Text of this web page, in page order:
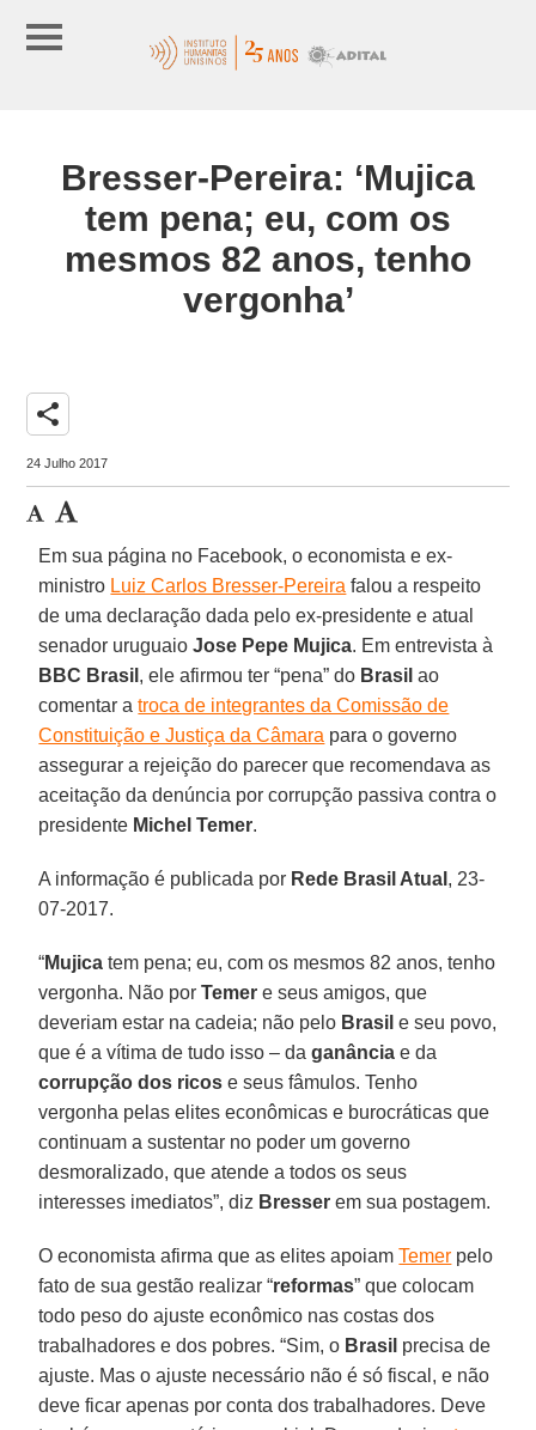
Bresser-Pereira: ‘Mujica
tem pena; eu, com os
mesmos 82 anos, tenho
vergonha’
share
24 Julho 2017
Em sua página no Facebook, o economista e ex-
ministro Luiz Carlos Bresser-Pereira falou a respeito
de uma declaração dada pelo ex-presidente e atual
senador uruguaioJose Pepe Mujica. Em entrevista à
BBC Brasil , ele afirmou ter “pena” do Brasil ao
comentar atroca de integrantes da Comissão de
Constituição e Justiça da Câmara para o governo
assegurar a rejeição do parecer que recomendava as
aceitação da denúncia por corrupção passiva contra o
presidente Michel Temer.
A informação é publicada por Rede Brasil Atual , 23-
07-2017.
“Mujica tem pena; eu, com os mesmos 82 anos, tenho
vergonha. Não porTemer e seus amigos, que
deveriam estar na cadeia; não pelo Brasil e seu povo,
que é a vítima de tudo isso – daganância e da
corrupção dos ricos e seus fâmulos. Tenho
vergonha pelas elites econômicas e burocráticas que
continuam a sustentar no poder um governo
desmoralizado, que atende a todos os seus
interesses imediatos”, diz Bresser em sua postagem.
O economista afirma que as elites apoiamTemer pelo
fato de sua gestão realizar “reformas” que colocam
todo peso do ajuste econômico nas costas dos
trabalhadores e dos pobres. “Sim, o Brasil precisa de
ajuste. Mas o ajuste necessário não é só fiscal, e não
deve ficar apenas por conta dos trabalhadores. Deve